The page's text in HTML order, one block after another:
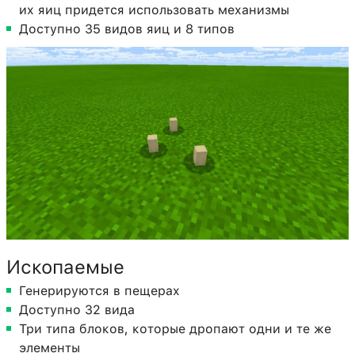
их яиц придется использовать механизмы
Доступно 35 видов яиц и 8 типов
Ископаемые
Генерируются в пещерах
Доступно 32 вида
Три типа блоков, которые дропают одни и те же
элементы